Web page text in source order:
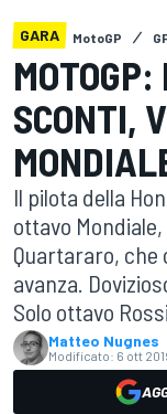
GARA MotoGP
SCONTI,
Il pilota della
ottavo
Quartararo, che
avanza.
Solo ottavo Rossi.
Matteo Nugnes
Modificato: 6 ott